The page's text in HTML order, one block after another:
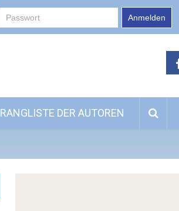
Anmelden
RANGLISTE DER AUTOREN